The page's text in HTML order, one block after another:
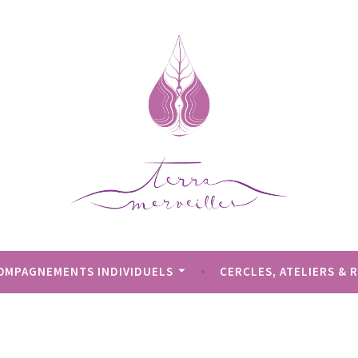
INDIVIDUELS CERCLES, ATELIERS &